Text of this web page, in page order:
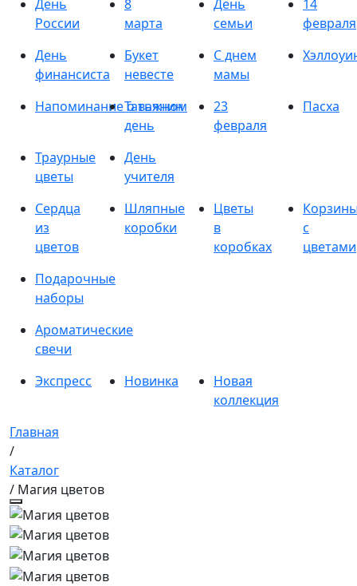
День
России
8
марта
День
семьи
14
февраля
День
финансиста
Букет
невесте
С днем
мамы
Напоминание о важном
Татьянин
день
23
февраля
Пасха
Траурные
цветы
День
учителя
Сердца
из
цветов
Шляпные
коробки
Цветы
в
коробках
с
цветами
Подарочные
наборы
Ароматические
свечи
Экспресс
Новинка
Новая
коллекция
Главная
/
Каталог
/ Магия цветов